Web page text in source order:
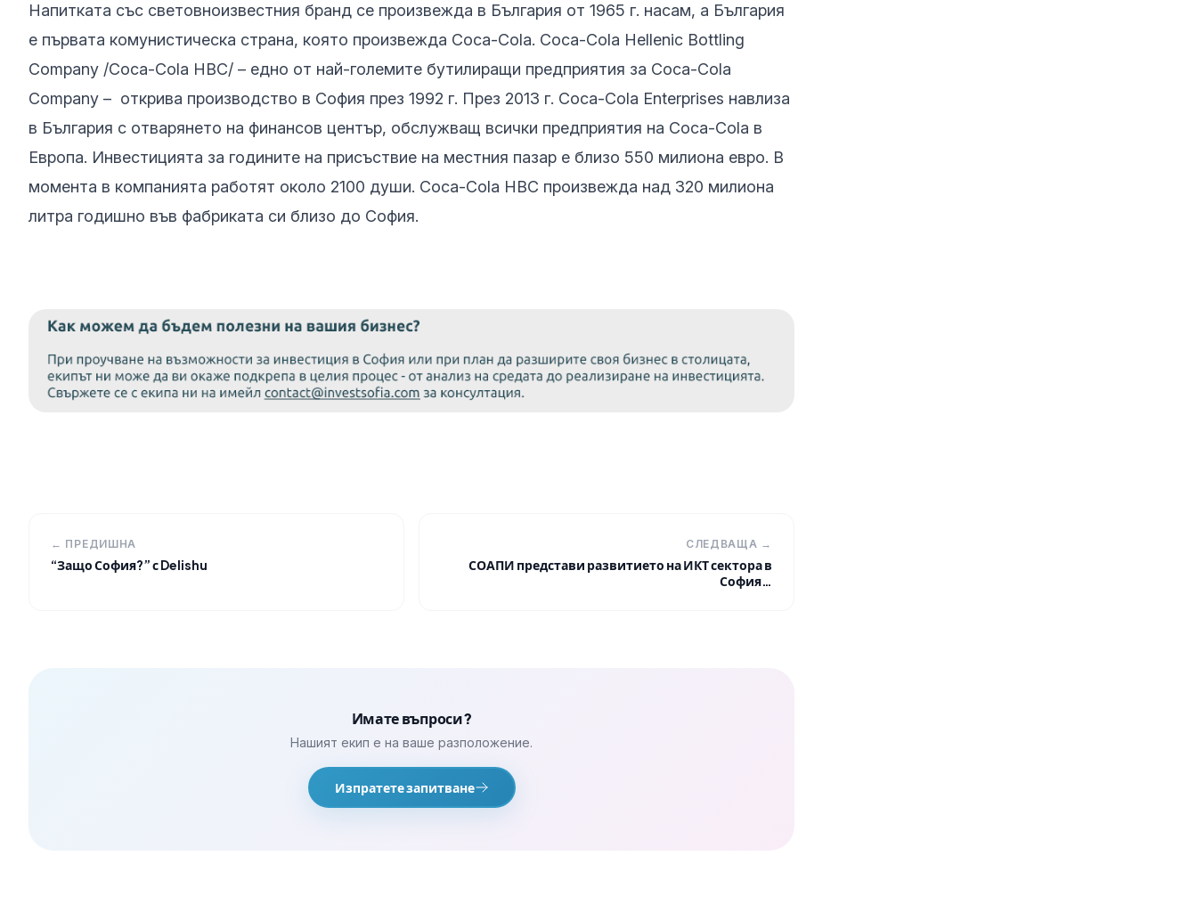
Напитката със световноизвестния бранд се произвежда в България от 1965 г. насам, а България
е първата комунистическа страна, която произвежда Coca-Cola. Coca-Cola Hellenic Bottling
Company /Coca-Cola HBC/ – едно от най-големите бутилиращи предприятия за Coca-Cola
Company – открива производство в София през 1992 г. През 2013 г. Coca-Cola Enterprises навлиза
в България с отварянето на финансов център, обслужващ всички предприятия на Coca-Cola в
Европа. Инвестицията за годините на присъствие на местния пазар е близо 550 милиона евро. В
момента в компанията работят около 2100 души. Coca-Cola HBC произвежда над 320 милиона
литра годишно във фабриката си близо до София.
← ПРЕДИШНА
“Защо София?” с Delishu
СЛЕДВАЩА →
СОАПИ представи развитието на ИКТ сектора в
София…
Имате въпроси?
Нашият екип е на ваше разположение.
Изпратете запитване